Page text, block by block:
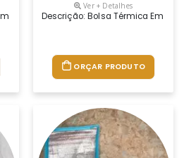
Tnt 10 Litros. Altura : 17 Cm Largura :
Ver + Detalhes
Descrição: Bolsa Térmica Em Tnt
ORÇAR PRODUTO